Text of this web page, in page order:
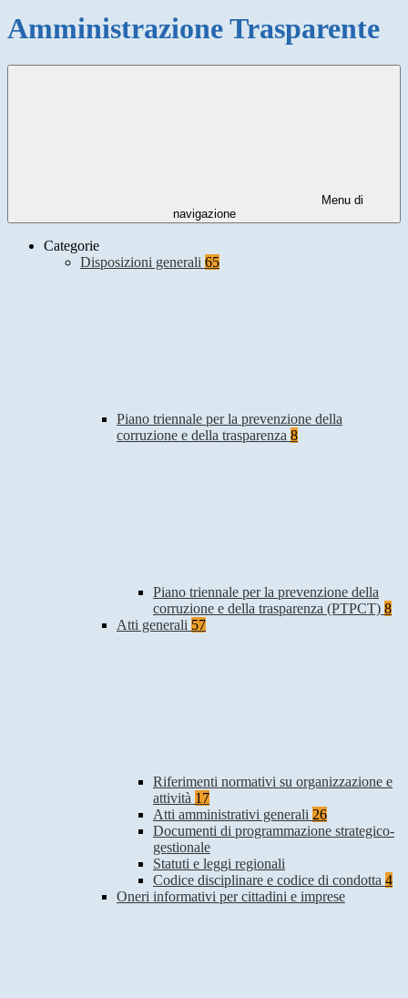
Amministrazione Trasparente
Menu di
navigazione
Categorie
Disposizioni generali 65
Piano triennale per la prevenzione della
corruzione e della trasparenza 8
Piano triennale per la prevenzione della
corruzione e della trasparenza (PTPCT) 8
Atti generali 57
Riferimenti normativi su organizzazione e
attività 17
Atti amministrativi generali 26
Documenti di programmazione strategico-
gestionale
Statuti e leggi regionali
Codice disciplinare e codice di condotta 4
Oneri informativi per cittadini e imprese